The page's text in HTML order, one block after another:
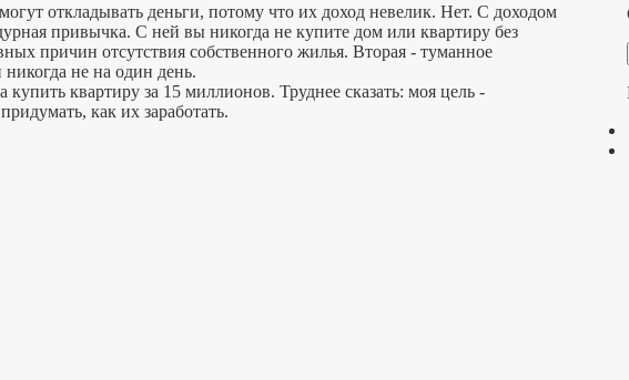
откладывать деньги, потому что их доход невелик. Нет. С доходом
привычка. С ней вы никогда не купите дом или квартиру без
причин отсутствия собственного жилья. Вторая - туманное
не на один день.
купить квартиру за 15 миллионов. Труднее сказать: моя цель -
как их заработать.